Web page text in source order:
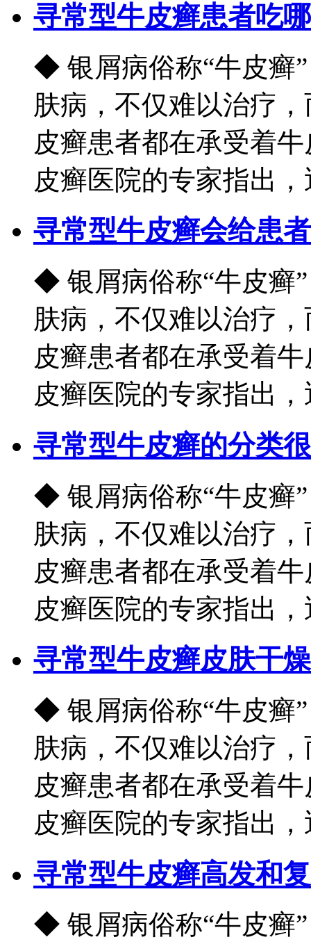
寻常型牛皮癣患者吃
◆ 银屑病俗称“牛皮癣
肤病，不仅难以治疗
皮癣患者都在承受着
皮癣医院的专家指出，
寻常型牛皮癣会给患
◆ 银屑病俗称“牛皮癣
肤病，不仅难以治疗
皮癣患者都在承受着
皮癣医院的专家指出，
寻常型牛皮癣的分类
◆ 银屑病俗称“牛皮癣
肤病，不仅难以治疗
皮癣患者都在承受着
皮癣医院的专家指出，
寻常型牛皮癣皮肤干
◆ 银屑病俗称“牛皮癣
肤病，不仅难以治疗
皮癣患者都在承受着
皮癣医院的专家指出，
寻常型牛皮癣高发和
◆ 银屑病俗称“牛皮癣